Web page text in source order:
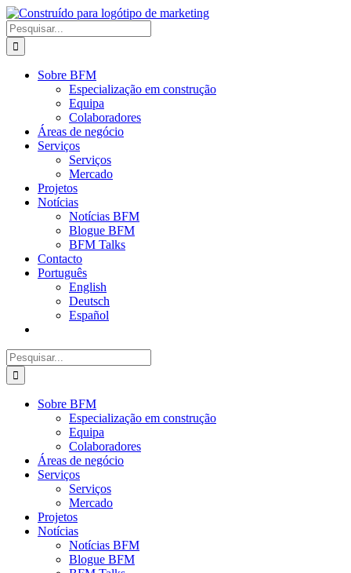
Saltar
para
o
conteúdo
Procurar
por:
Sobre BFM
Especialização em construção
Equipa
Colaboradores
Áreas de negócio
Serviços
Serviços
Mercado
Projetos
Notícias
Notícias BFM
Blogue BFM
BFM Talks
Contacto
Português
English
Deutsch
Español
Procurar
por:
Sobre BFM
Especialização em construção
Equipa
Colaboradores
Áreas de negócio
Serviços
Serviços
Mercado
Projetos
Notícias
Notícias BFM
Blogue BFM